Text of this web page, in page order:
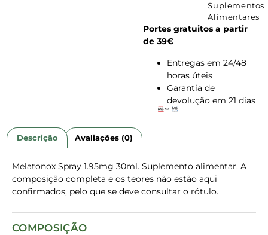
Suplementos
Alimentares
Portes gratuitos a partir
de 39€
Entregas em 24/48
horas úteis
Garantia de
devolução em 21 dias
Descrição Avaliações (0)
Melatonox Spray 1.95mg 30ml. Suplemento alimentar. A
composição completa e os teores não estão aqui
confirmados, pelo que se deve consultar o rótulo.
COMPOSIÇÃO